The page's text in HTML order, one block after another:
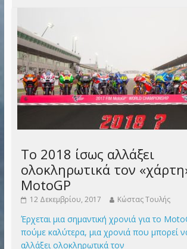
Το 2018 ίσως αλλάξει
ολοκληρωτικά τον
MotoGP
12 Δεκεμβρίου, 2017 Κώστας Τουλής
Έρχεται μια σημαντική χρονιά για το
πούμε καλύτερα, μια χρονιά που μπορεί
αλλάξει ολοκληρωτικά τον